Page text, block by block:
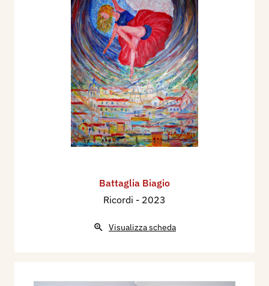
Battaglia Biagio
Ricordi - 2023
Visualizza scheda